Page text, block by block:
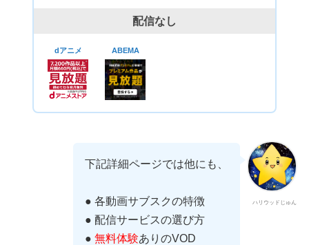
配信なし
dアニメ ABEMA
ハリウッドじゅん
下記詳細ページでは他にも、
● 各動画サブスクの特徴
● 配信サービスの選び方
● 無料体験ありのVOD